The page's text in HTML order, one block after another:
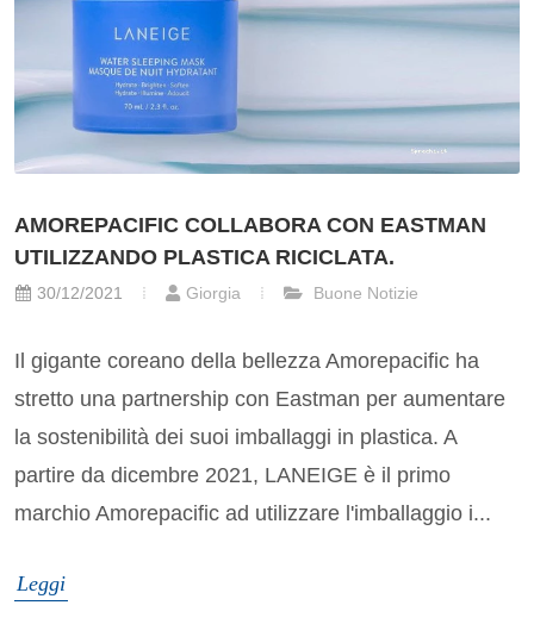
AMOREPACIFIC COLLABORA CON EASTMAN
UTILIZZANDO PLASTICA RICICLATA.
30/12/2021 Giorgia Buone Notizie
Il gigante coreano della bellezza Amorepacific ha
stretto una partnership con Eastman per aumentare
la sostenibilità dei suoi imballaggi in plastica. A
partire da dicembre 2021, LANEIGE è il primo
marchio Amorepacific ad utilizzare l'imballaggio i...
Leggi